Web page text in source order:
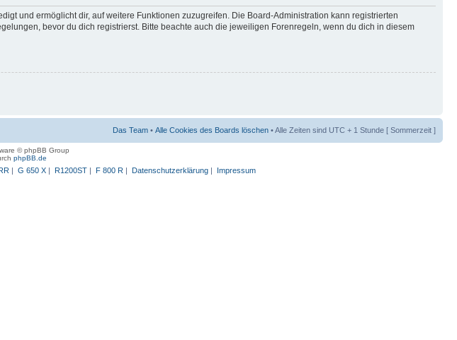
und ermöglicht dir, auf weitere Funktionen zuzugreifen. Die Board-Administration kann registrierten
bevor du dich registrierst. Bitte beachte auch die jeweiligen Forenregeln, wenn du dich in diesem
Das Team • Alle Cookies des Boards löschen • Alle Zeiten sind UTC + 1 Stunde [ Sommerzeit ]
© phpBB Group
phpBB.de
| G 650 X| R1200ST| F 800 R | Datenschutzerklärung| Impressum